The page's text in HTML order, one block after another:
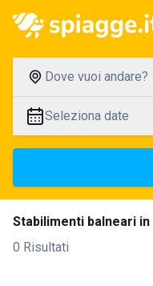
Dove vuoi andare?
Seleziona date
Stabilimenti balneari in
0 Risultati